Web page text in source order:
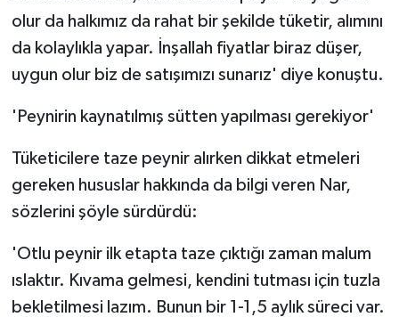
olur da halkımız da rahat bir şekilde tüketir, alımını
da kolaylıkla yapar. İnşallah fiyatlar biraz düşer,
uygun olur biz de satışımızı sunarız' diye konuştu.
'Peynirin kaynatılmış sütten yapılması gerekiyor'
Tüketicilere taze peynir alırken dikkat etmeleri
gereken hususlar hakkında da bilgi veren Nar,
sözlerini şöyle sürdürdü:
'Otlu peynir ilk etapta taze çıktığı zaman malum
ıslaktır. Kıvama gelmesi, kendini tutması için tuzla
bekletilmesi lazım. Bunun bir 1-1,5 aylık süreci var.